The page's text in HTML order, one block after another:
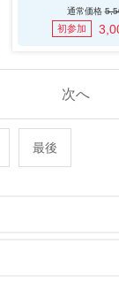
通常価格
初参加
次へ
最後